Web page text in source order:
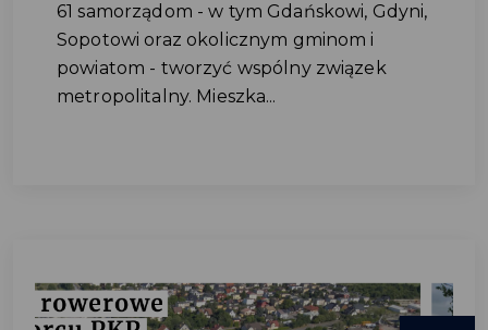
61 samorządom - w tym Gdańskowi, Gdyni,
Sopotowi oraz okolicznym gminom i
powiatom - tworzyć wspólny związek
metropolitalny. Mieszka...